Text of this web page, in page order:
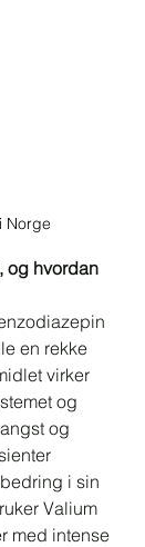
Norge
og hvordan
en rekke
virker
og
og
i sin
Valium
med intense